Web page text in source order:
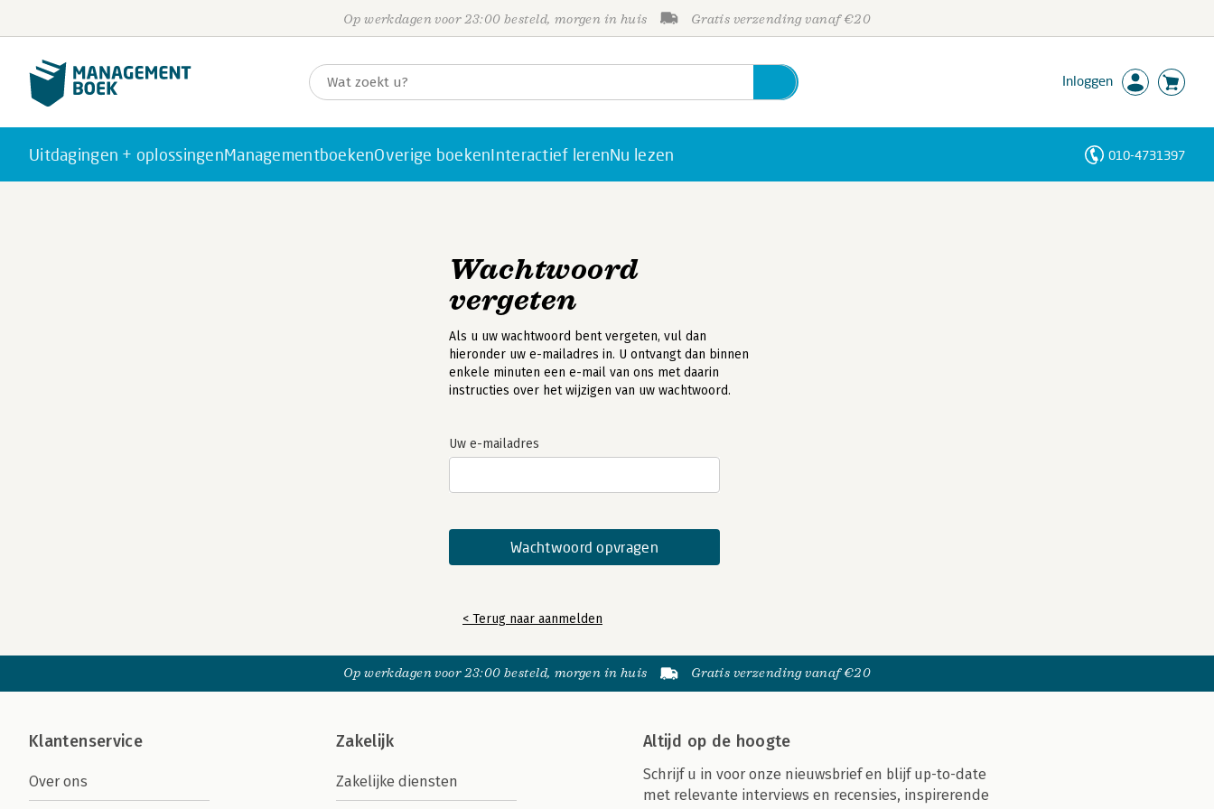
Op werkdagen voor 23:00 besteld, morgen in huis Gratis verzending vanaf €20
Inloggen
Uitdagingen + oplossingenManagementboekenOverige boekenInteractief lerenNu lezen 010-4731397
Wachtwoord
vergeten
Als u uw wachtwoord bent vergeten, vul dan
hieronder uw e-mailadres in. U ontvangt dan binnen
enkele minuten een e-mail van ons met daarin
instructies over het wijzigen van uw wachtwoord.
Uw e-mailadres
< Terug naar aanmelden
Op werkdagen voor 23:00 besteld, morgen in huis Gratis verzending vanaf €20
Klantenservice
Over ons
Zakelijk
Zakelijke diensten
Altijd op de hoogte
Schrijf u in voor onze nieuwsbrief en blijf up-to-date
met relevante interviews en recensies, inspirerende
Personen